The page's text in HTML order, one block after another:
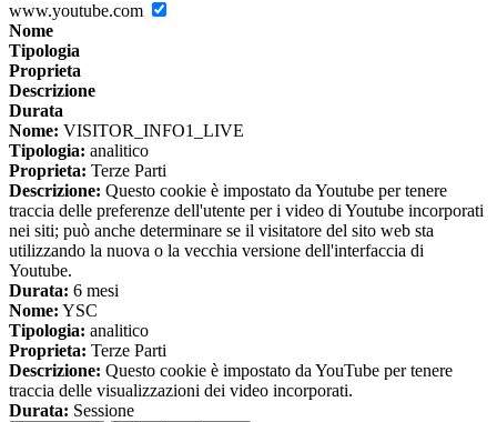
www.youtube.com
Nome
Tipologia
Proprieta
Descrizione
Durata
Nome: VISITOR_INFO1_LIVE
Tipologia: analitico
Proprieta: Terze Parti
Descrizione: Questo cookie è impostato da Youtube per tenere
traccia delle preferenze dell'utente per i video di Youtube incorporati
nei siti; può anche determinare se il visitatore del sito web sta
utilizzando la nuova o la vecchia versione dell'interfaccia di
Youtube.
Durata: 6 mesi
Nome: YSC
Tipologia: analitico
Proprieta: Terze Parti
Descrizione: Questo cookie è impostato da YouTube per tenere
traccia delle visualizzazioni dei video incorporati.
Durata: Sessione